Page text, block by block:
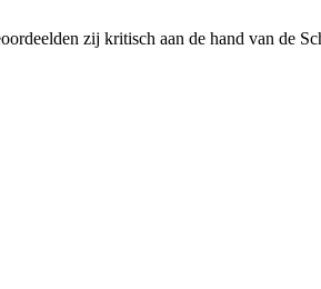
zij kritisch aan de hand van de